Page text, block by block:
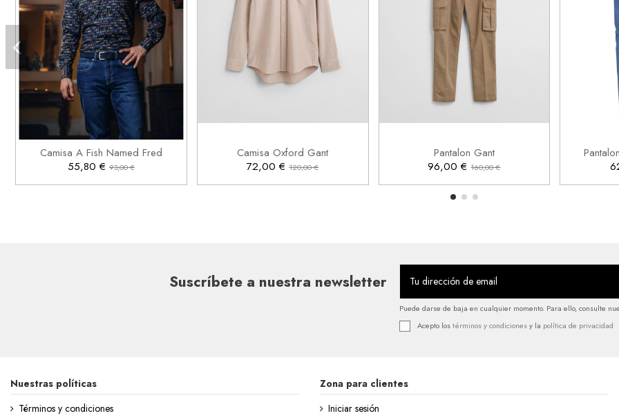
Camisa A Fish Named Fred
55,80 € 93,00 €
M 2XL
 Añadir al carrito
Camisa Oxford Gant
72,00 €120,00 €
 Añadir al carrito
Pantalon Gant
96,00 €160,00 €
Añadir al carrito 
Suscríbete a nuestra newsletter
Puede darse de baja en cualquier momento. Para ello, consulte
Acepto lostérminos y condicionesy la política de privacidad
Nuestras políticas
Términos y condiciones
Zona para clientes
Iniciar sesión